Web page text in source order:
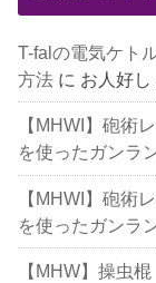
T-falの電気ケト
方法 に お人好し
【MHWI】砲術
を使ったガンラ
【MHWI】砲術
を使ったガンラ
【MHW】操虫